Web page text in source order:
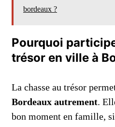
bordeaux ?
Pourquoi
trésor en ville à
La chasse au trésor
Bordeaux autrement.
bon moment en famille,